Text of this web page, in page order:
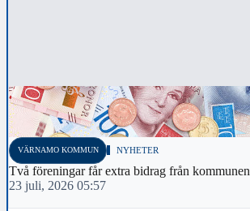
VÄRNAMO KOMMUN NYHETER
Två föreningar får extra bidrag från kommunen
23 juli, 2026 05:57